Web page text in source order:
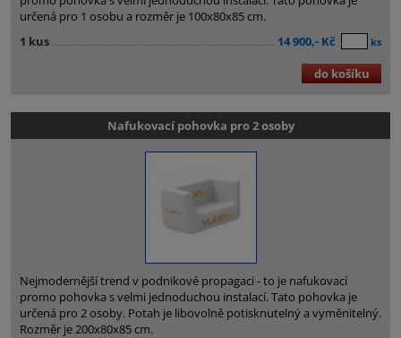
určená pro 1 osobu a rozměr je 100x80x85 cm.
1 kus
14 900,- Kč ks
do košíku
Nafukovací pohovka pro 2 osoby
Nejmodernější trend v podnikové propagaci - to je nafukovací
promo pohovka s velmi jednoduchou instalací. Tato pohovka je
určená pro 2 osoby. Potah je libovolně potisknutelný a vyměnitelný.
Rozměr je 200x80x85 cm.